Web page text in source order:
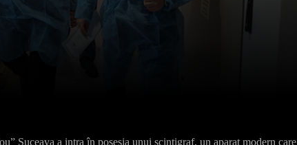
Suceava a intra în posesia unui scintigraf, un aparat modern care